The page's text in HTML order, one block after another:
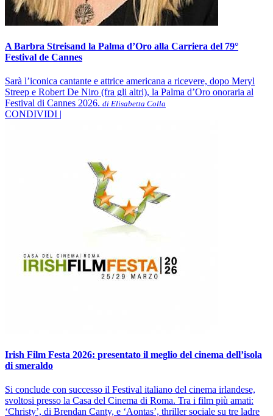
A Barbra Streisand la Palma d’Oro alla Carriera del 79°
Festival de Cannes
Sarà l’iconica cantante e attrice americana a ricevere, dopo Meryl
Streep e Robert De Niro (fra gli altri), la Palma d’Oro onoraria al
Festival di Cannes 2026. di Elisabetta Colla
CONDIVIDI |
Irish Film Festa 2026: presentato il meglio del cinema dell’isola
di smeraldo
Si conclude con successo il Festival italiano del cinema irlandese,
svoltosi presso la Casa del Cinema di Roma. Tra i film più amati:
‘Christy’, di Brendan Canty, e ‘Aontas’, thriller sociale su tre ladre